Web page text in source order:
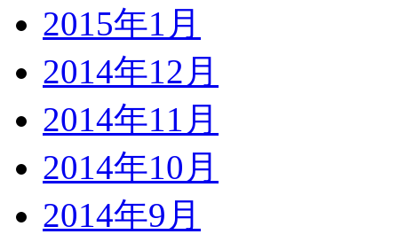
2015年1月
2014年12月
2014年11月
2014年10月
2014年9月